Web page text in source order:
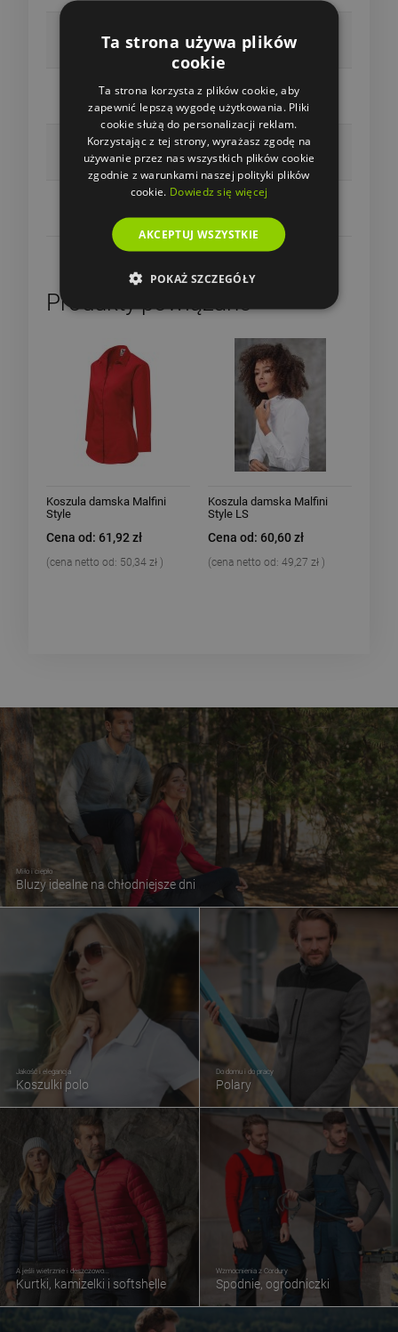
125g/m²
Materiał
Popelina, 100% bawełna
Rękaw
Długi rękaw
Materiał (ogólnie)
Bawełna 100%
Produkty powiązane
Koszula damska Malfini
Style
Cena od: 61,92 zł
(cena netto od: 50,34 zł )
Koszula damska Malfini
Style LS
Cena od: 60,60 zł
(cena netto od: 49,27 zł )
Miło i ciepło
Bluzy idealne na chłodniejsze dni
Jakość i elegancja
Koszulki polo
Do domu i do pracy
Polary
A jeśli wietrznie i deszczowo...
Kurtki, kamizelki i softshelle
Wzmocnienia z Cordury
Spodnie, ogrodniczki
Ta strona używa plików
cookie
Ta strona korzysta z plików cookie, aby
zapewnić lepszą wygodę użytkowania. Pliki
cookie służą do personalizacji reklam.
Korzystając z tej strony, wyrażasz zgodę na
używanie przez nas wszystkich plików cookie
zgodnie z warunkami naszej polityki plików
cookie. Dowiedz się więcej
AKCEPTUJ WSZYSTKIE
POKAŻ SZCZEGÓŁY